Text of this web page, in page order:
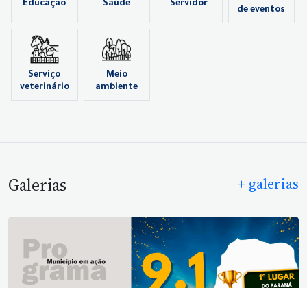
Educação Saúde Servidor
de eventos
Serviço
veterinário
Meio
ambiente
Galerias + galerias